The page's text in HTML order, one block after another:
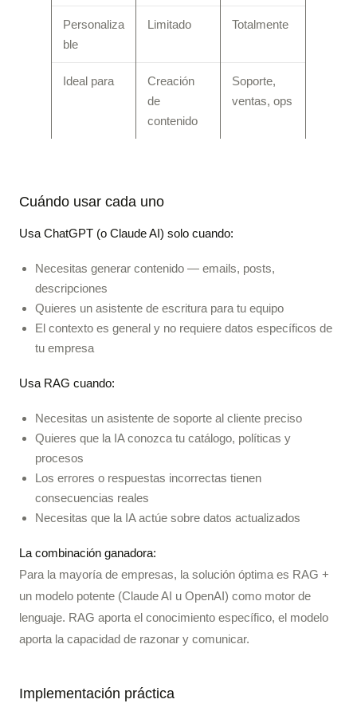
Personaliza
ble
Limitado Totalmente
Ideal para
Creación
de
contenido
Soporte,
ventas, ops
Cuándo usar cada uno
Usa ChatGPT (o Claude AI) solo cuando:
Necesitas generar contenido — emails, posts,
descripciones
Quieres un asistente de escritura para tu equipo
El contexto es general y no requiere datos específicos de
tu empresa
Usa RAG cuando:
Necesitas un asistente de soporte al cliente preciso
Quieres que la IA conozca tu catálogo, políticas y
procesos
Los errores o respuestas incorrectas tienen
consecuencias reales
Necesitas que la IA actúe sobre datos actualizados
La combinación ganadora:
Para la mayoría de empresas, la solución óptima es RAG +
un modelo potente (Claude AI u OpenAI) como motor de
lenguaje. RAG aporta el conocimiento específico, el modelo
aporta la capacidad de razonar y comunicar.
Implementación práctica